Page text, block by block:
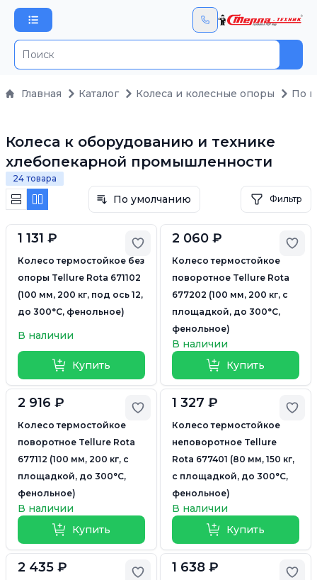
Главная Каталог Колеса и колесные опоры По
Колеса к оборудованию и технике
хлебопекарной промышленности
24 товара
По умолчанию Фильтр
Добавить в избранное
1 131 ₽
Колесо термостойкое без
опоры Tellure Rota 671102
(100 мм, 200 кг, под ось 12,
до 300°С, фенольное)
В наличии
Купить
2 060 ₽
Колесо термостойкое
поворотное Tellure Rota
677202 (100 мм, 200 кг, с
площадкой, до 300°С,
фенольное)
В наличии
Купить
Добавить в избранное
2 916 ₽
Колесо термостойкое
поворотное Tellure Rota
677112 (100 мм, 200 кг, с
площадкой, до 300°С,
фенольное)
В наличии
Купить
1 327 ₽
Колесо термостойкое
неповоротное Tellure
Rota 677401 (80 мм, 150 кг,
с площадкой, до 300°С,
фенольное)
В наличии
Купить
Добавить в избранное
2 435 ₽ 1 638 ₽